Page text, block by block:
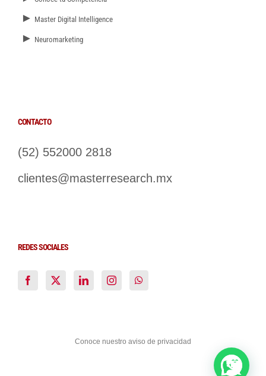
► Master Digital Intelligence
► Neuromarketing
CONTACTO
(52) 552000 2818
clientes@masterresearch.mx
REDES SOCIALES
Conoce nuestro aviso de privacidad